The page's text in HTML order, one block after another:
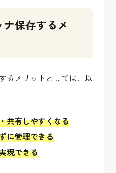
保存するメ
るメリットとしては、以
共有しやすくなる
に管理できる
現できる